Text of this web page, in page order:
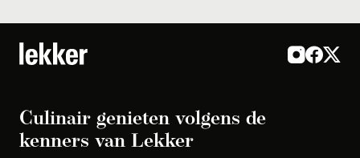
Culinair genieten volgens de
kenners van Lekker